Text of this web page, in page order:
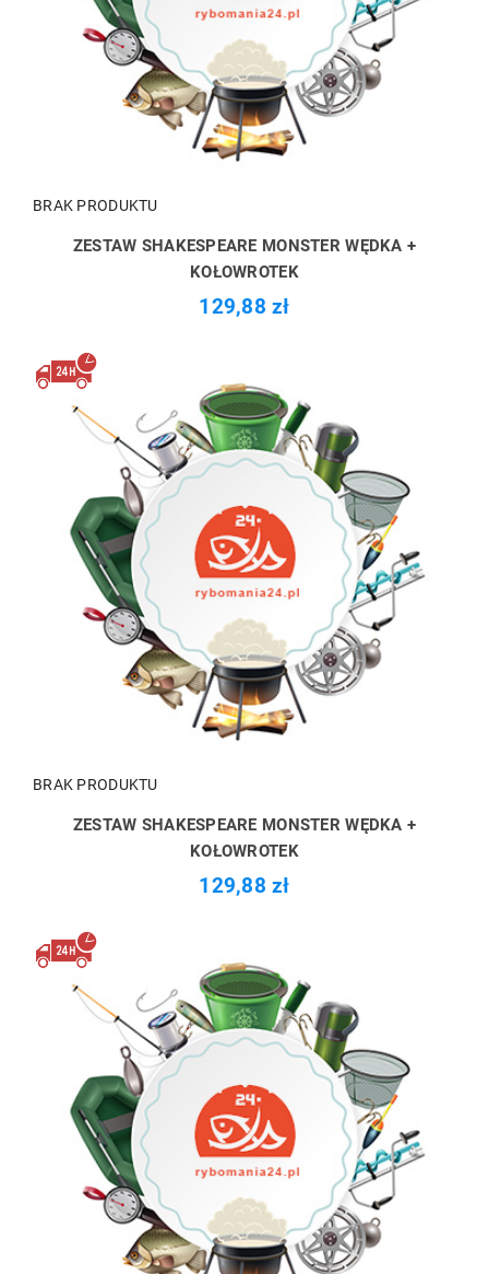
BRAK PRODUKTU
ZESTAW SHAKESPEARE MONSTER WĘDKA +
KOŁOWROTEK
129,88 zł
BRAK PRODUKTU
ZESTAW SHAKESPEARE MONSTER WĘDKA +
KOŁOWROTEK
129,88 zł